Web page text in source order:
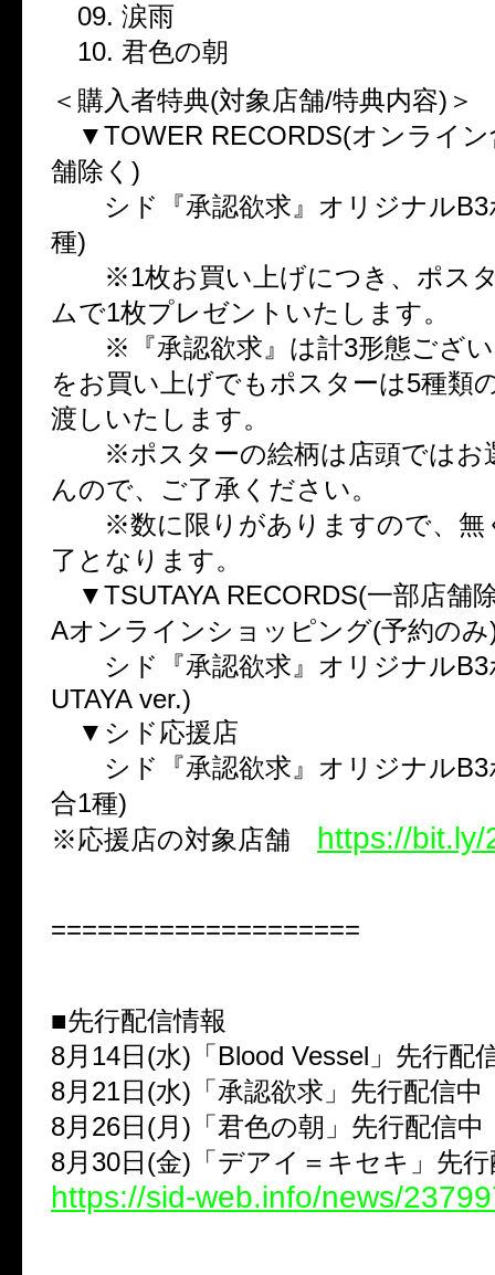
09. 涙雨
10. 君色の朝
＜購入者特典(対象店舗/特典内容)＞
▼TOWER RECORDS(オンライン
舗除く)
シド『承認欲求』オリジナルB3
種)
※1枚お買い上げにつき、ポス
ムで1枚プレゼントいたします。
※『承認欲求』は計3形態ござい
をお買い上げでもポスターは5種類
渡しいたします。
※ポスターの絵柄は店頭ではお
んので、ご了承ください。
※数に限りがありますので、無
了となります。
▼TSUTAYA RECORDS(一部店舗
Aオンラインショッピング(予約のみ
シド『承認欲求』オリジナルB3
UTAYA ver.)
▼シド応援店
シド『承認欲求』オリジナルB3
合1種)
※応援店の対象店舗 https://bit.ly/
====================
■先行配信情報
8月14日(水)「Blood Vessel」先行配
8月21日(水)「承認欲求」先行配信中
8月26日(月)「君色の朝」先行配信中
8月30日(金)「デアイ＝キセキ」先
https://sid-web.info/news/